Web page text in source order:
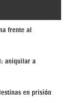
frente al
aniquilar a
en prisión